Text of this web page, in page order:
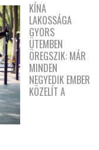
KÍNA
LAKOSSÁGA
GYORS
ÜTEMBEN
ÖREGSZIK: MÁR
MINDEN
NEGYEDIK EMBER
KÖZELÍT A